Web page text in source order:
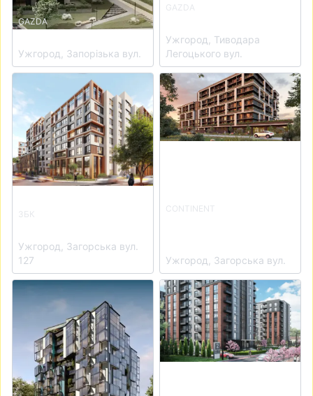
GAZDA
Ужгород, Запорізька вул.
GAZDA
Ужгород, Тиводара
Легоцького вул.
View details for ЖК For Life
ЗБК
Ужгород, Загорська вул.
127
View details for ЖК
CONTINENT
Ужгород, Загорська вул.
View details for ЖК Royal ParkView details for ЖК West